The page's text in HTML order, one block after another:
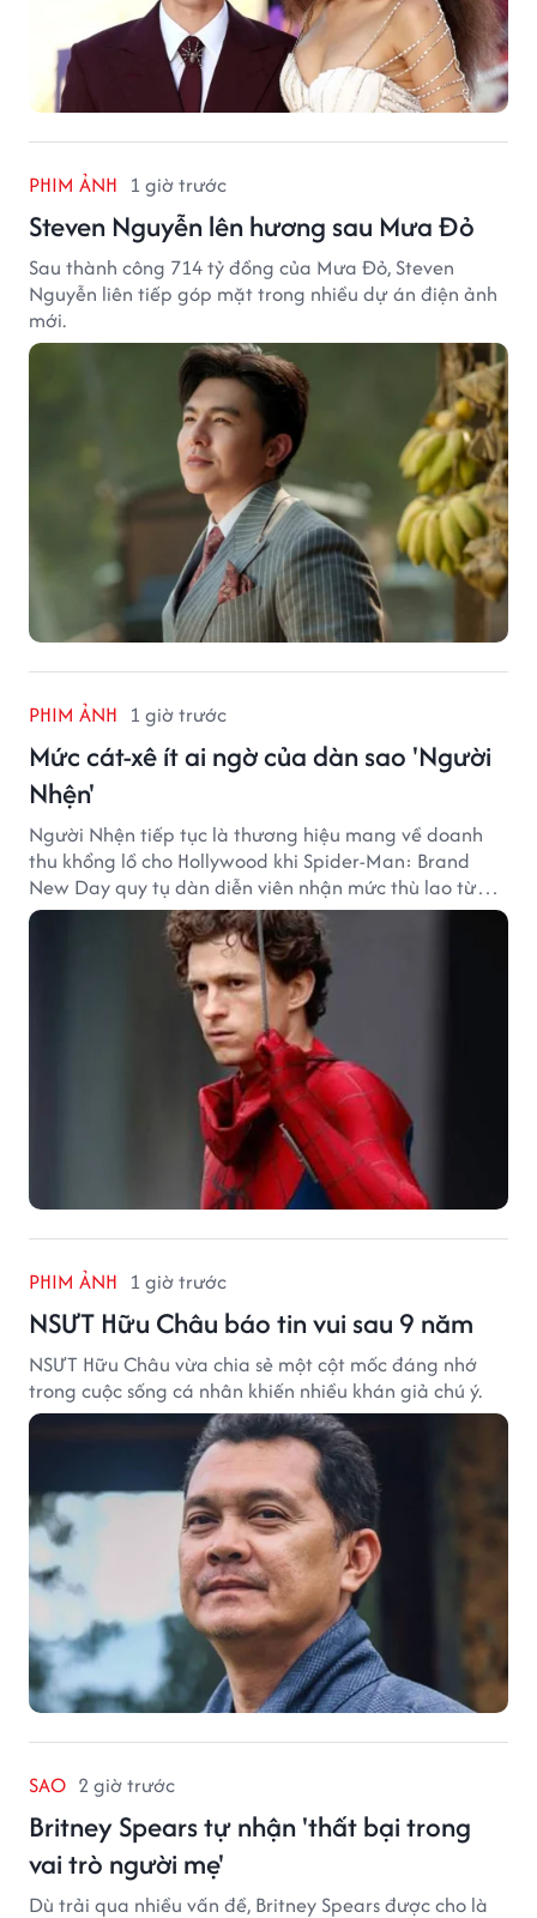
PHIM ẢNH 1 giờ trước
Steven Nguyễn lên hương sau Mưa Đỏ
Sau thành công 714 tỷ đồng của Mưa Đỏ, Steven
Nguyễn liên tiếp góp mặt trong nhiều dự án điện ảnh
mới.
PHIM ẢNH 1 giờ trước
Mức cát-xê ít ai ngờ của dàn sao 'Người
Nhện'
Người Nhện tiếp tục là thương hiệu mang về doanh
thu khổng lồ cho Hollywood khi Spider-Man: Brand
New Day quy tụ dàn diễn viên nhận mức thù lao từ
hàng chục đến hàng trăm tỷ đồng. Thành công phòng
vé của bộ phim cũng giúp nhiều ngôi sao sở hữu khoản
thu nhập đáng mơ ước.
PHIM ẢNH 1 giờ trước
NSƯT Hữu Châu báo tin vui sau 9 năm
NSƯT Hữu Châu vừa chia sẻ một cột mốc đáng nhớ
trong cuộc sống cá nhân khiến nhiều khán giả chú ý.
SAO 2 giờ trước
Britney Spears tự nhận 'thất bại trong
vai trò người mẹ'
Dù trải qua nhiều vấn đề, Britney Spears được cho là